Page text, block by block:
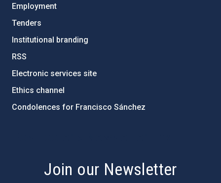
Employment
Tenders
Institutional branding
RSS
Electronic services site
Ethics channel
Condolences for Francisco Sánchez
Join our Newsletter